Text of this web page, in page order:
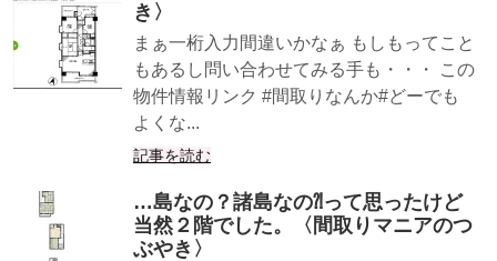
き〉
まぁ一桁入力間違いかなぁ もしもってこと
もあるし問い合わせてみる手も・・・ この
物件情報リンク #間取りなんか#どーでも
よくな...
記事を読む
…島なの？諸島なの⁈って思ったけど
当然２階でした。〈間取りマニアのつ
ぶやき〉